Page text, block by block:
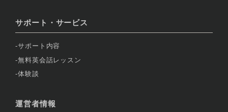
サポート・サービス
サポート内容
無料英会話レッスン
体験談
運営者情報